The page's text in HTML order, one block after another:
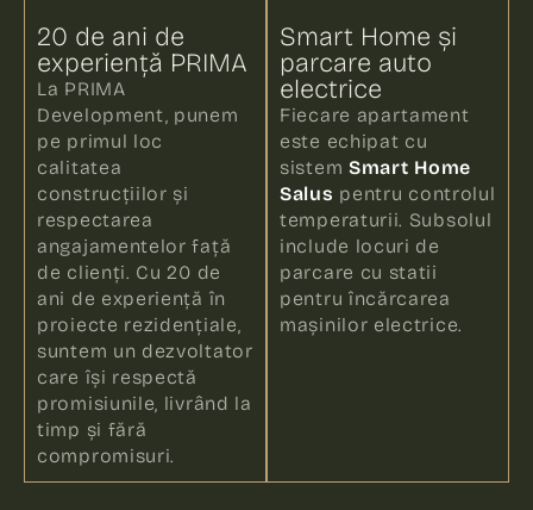
20 de ani de
experiență PRIMA
La PRIMA
Development, punem
pe primul loc
calitatea
construcțiilor și
respectarea
angajamentelor față
de clienți. Cu 20 de
ani de experiență în
proiecte rezidențiale,
suntem un dezvoltator
care își respectă
promisiunile, livrând la
timp și fără
compromisuri.
Smart Home și
parcare auto
electrice
Fiecare apartament
este echipat cu
sistem Smart Home
Salus pentru controlul
temperaturii. Subsolul
include locuri de
parcare cu statii
pentru încărcarea
mașinilor electrice.